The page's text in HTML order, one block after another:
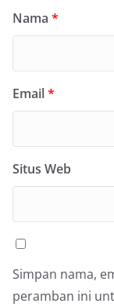
Nama *
Email*
Situs Web
Simpan nama,
peramban ini